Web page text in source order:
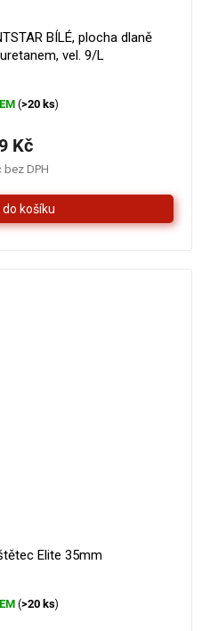
BÍLÉ, plocha dlaně
vel. 9/L
hodnocení
je
z
5
hvězdiček.
(>20 ks)
bez DPH
Kč
Elite 35mm
hodnocení
(>20 ks)